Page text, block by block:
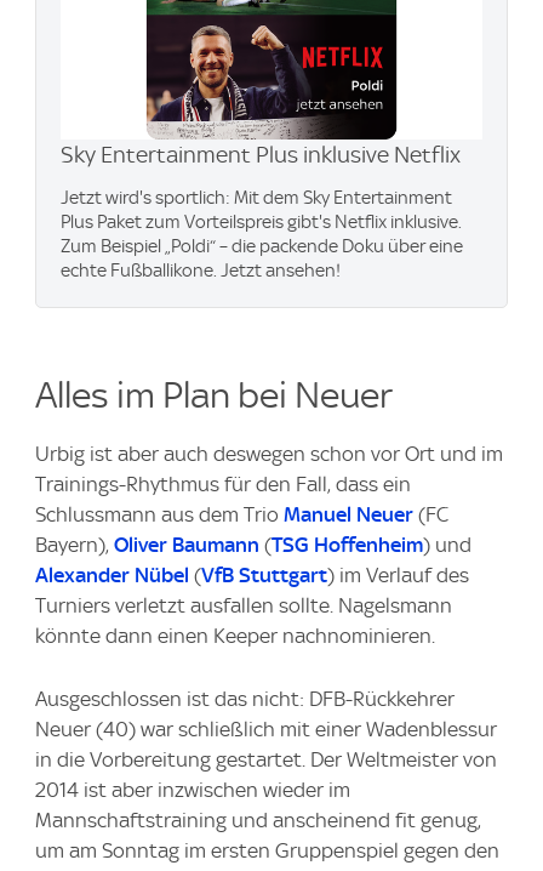
Sky Entertainment Plus inklusive Netflix
Jetzt wird's sportlich: Mit dem Sky Entertainment
Plus Paket zum Vorteilspreis gibt's Netflix inklusive.
Zum Beispiel „Poldi“ – die packende Doku über eine
echte Fußballikone. Jetzt ansehen!
Alles im Plan bei Neuer
Urbig ist aber auch deswegen schon vor Ort und im
Trainings-Rhythmus für den Fall, dass ein
Schlussmann aus dem Trio Manuel Neuer (FC
Bayern), Oliver Baumann (TSG Hoffenheim) und
Alexander Nübel (VfB Stuttgart) im Verlauf des
Turniers verletzt ausfallen sollte. Nagelsmann
könnte dann einen Keeper nachnominieren.
Ausgeschlossen ist das nicht: DFB-Rückkehrer
Neuer (40) war schließlich mit einer Wadenblessur
in die Vorbereitung gestartet. Der Weltmeister von
2014 ist aber inzwischen wieder im
Mannschaftstraining und anscheinend fit genug,
um am Sonntag im ersten Gruppenspiel gegen den